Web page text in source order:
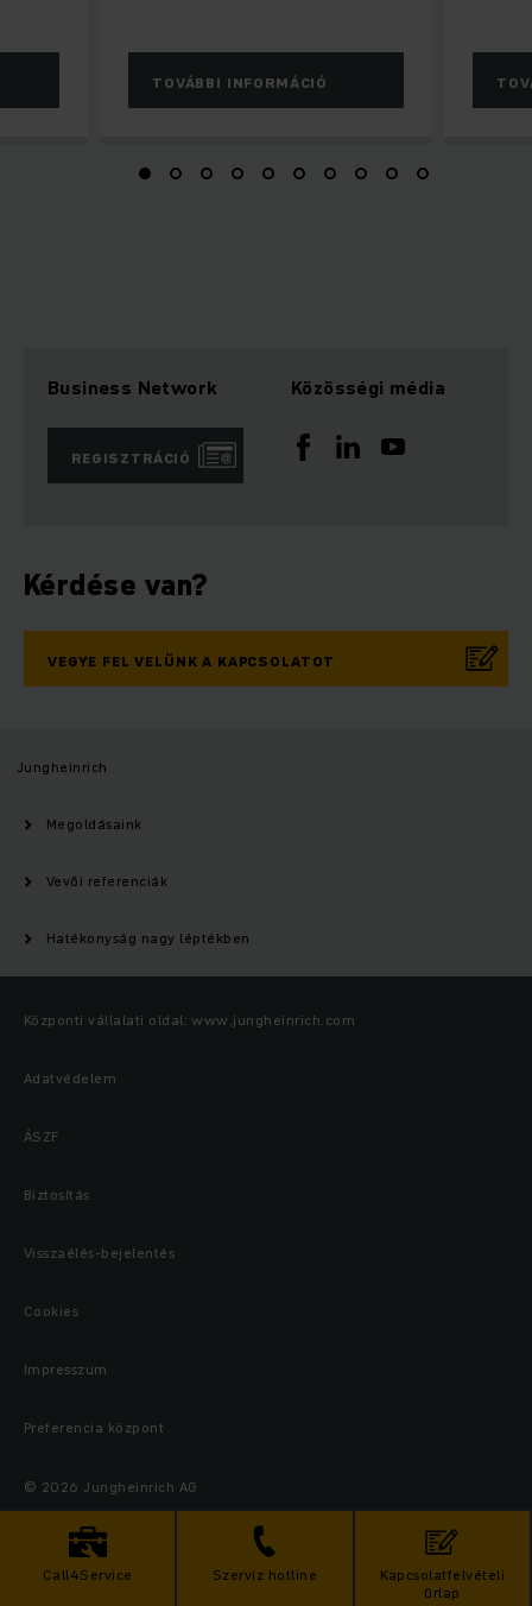
Call4Service Szerviz hotline
Kapcsolatfelvételi
űrlap
TOVÁBBI INFORMÁCIÓ
Business Network
REGISZTRÁCIÓ
Közösségi média
Kérdése van?
VEGYE FEL VELÜNK A KAPCSOLATOT
Jungheinrich
Megoldásaink
Vevői referenciák
Hatékonyság nagy léptékben
Központi vállalati oldal: www.jungheinrich.com
Adatvédelem
ÁSZF
Biztosítás
Visszaélés-bejelentés
Cookies
Impresszum
Preferencia központ
© 2026 Jungheinrich AG